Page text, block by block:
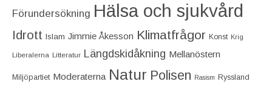
Förundersökning Hälsa och sjukvård
Idrott Islam Jimmie Åkesson Klimatfrågor Konst Krig
Liberalerna Litteratur Längdskidåkning Mellanöstern
Miljöpartiet Moderaterna Natur Polisen Rasism Ryssland